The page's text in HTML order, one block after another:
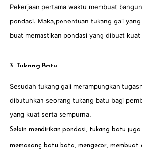
Pekerjaan pertama waktu membuat
pondasi. Maka,penentuan tukang gali
buat memastikan pondasi yang dibuat kuat
3. Tukang Batu
Sesudah tukang gali merampungkan
dibutuhkan seorang tukang batu bagi
yang kuat serta sempurna.
Selain mendirikan pondasi, tukang batu
memasang batu bata, mengecor, membuat